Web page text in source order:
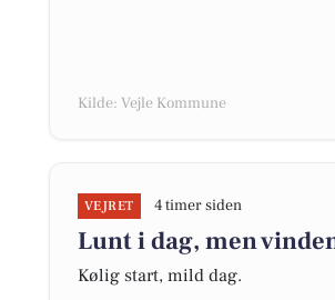
Kilde: Vejle Kommune
VEJRET 4 timer siden
Lunt i dag, men
Kølig start, mild dag.